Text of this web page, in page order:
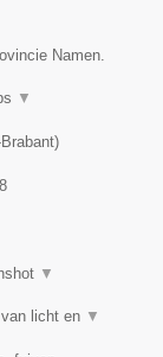
Namen.
▼
)
▼
licht en ▼